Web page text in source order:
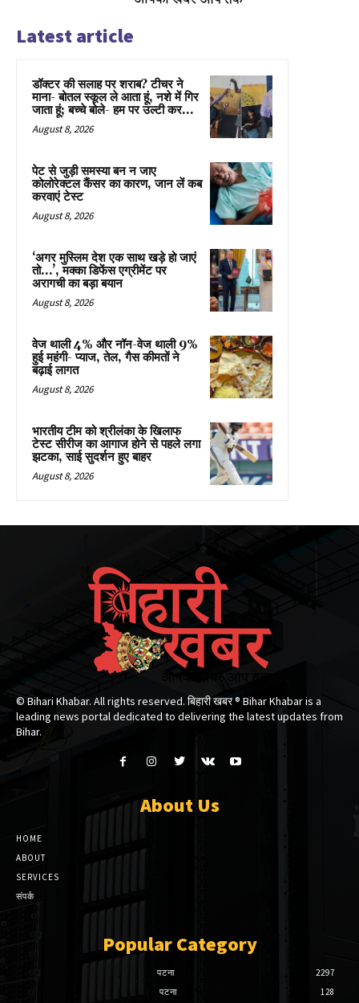
Latest article
डॉक्टर की सलाह पर शराब? टीचर ने
माना- बोतल स्कूल ले आता हूं, नशे में गिर
जाता हूं; बच्चे बोले- हम पर उल्टी कर...
August 8, 2026
पेट से जुड़ी समस्या बन न जाए
कोलोरेक्टल कैंसर का कारण, जान लें कब
करवाएं टेस्ट
August 8, 2026
‘अगर मुस्लिम देश एक साथ खड़े हो जाएं
तो…’, मक्का डिफेंस एग्रीमेंट पर
अरागची का बड़ा बयान
August 8, 2026
वेज थाली 4% और नॉन-वेज थाली 9%
हुई महंगी- प्याज, तेल, गैस कीमतों ने
बढ़ाई लागत
August 8, 2026
भारतीय टीम को श्रीलंका के खिलाफ
टेस्ट सीरीज का आगाज होने से पहले लगा
झटका, साई सुदर्शन हुए बाहर
August 8, 2026
© Bihari Khabar. All rights reserved. बिहारी खबर ®​ Bihar Khabar is a
leading news portal dedicated to delivering the latest updates from
Bihar.
About Us
HOME
ABOUT
SERVICES
संपर्क
Popular Category
पटना
2297
पटना
128